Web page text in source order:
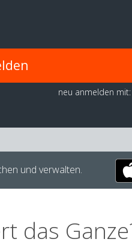
neu anmelden mit:
und verwalten.
das